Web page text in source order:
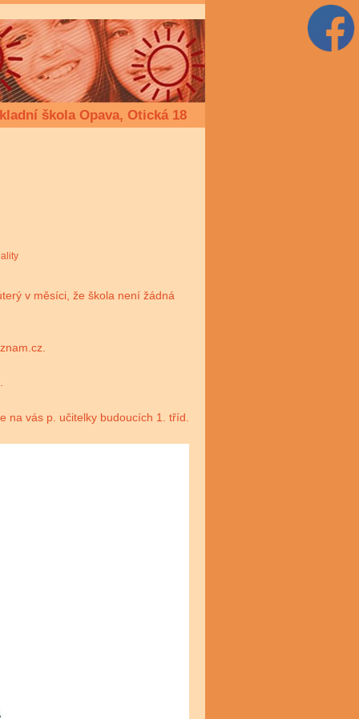
škola Opava, Otická 18
v měsíci, že škola není žádná
na vás p. učitelky budoucích 1. tříd.